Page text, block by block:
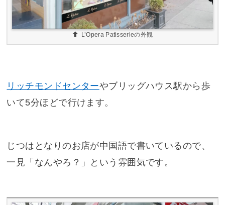
L’Opera Patisserieの外観
リッチモンドセンターやブリッグハウス駅から歩
いて5分ほどで行けます。
じつはとなりのお店が中国語で書いているので、
一見「なんやろ？」という雰囲気です。